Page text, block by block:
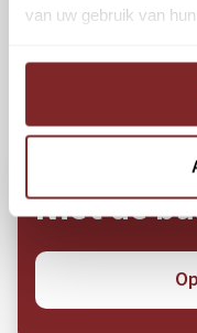
van uw gebruik van
€ 18,83 p/u
Niet de